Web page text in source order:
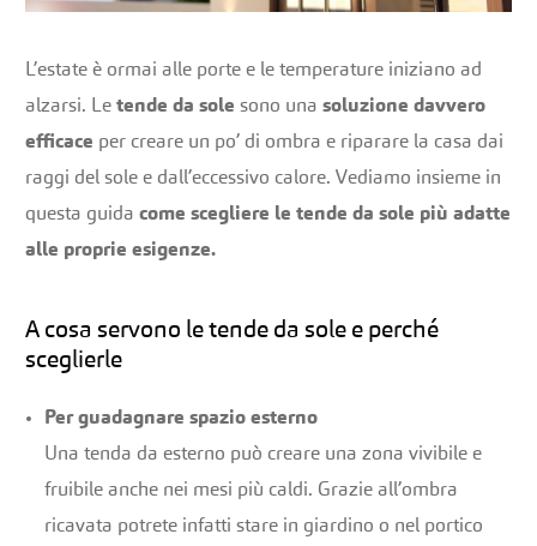
L’estate è ormai alle porte e le temperature iniziano ad
alzarsi. Letende da sole sono unasoluzione davvero
efficace per creare un po’ di ombra e riparare la casa dai
raggi del sole e dall’eccessivo calore. Vediamo insieme in
questa guidacome scegliere le tende da sole più adatte
alle proprie esigenze.
A cosa servono le tende da sole e perché
sceglierle
Per guadagnare spazio esterno
Una tenda da esterno può creare una zona vivibile e
fruibile anche nei mesi più caldi. Grazie all’ombra
ricavata potrete infatti stare in giardino o nel portico